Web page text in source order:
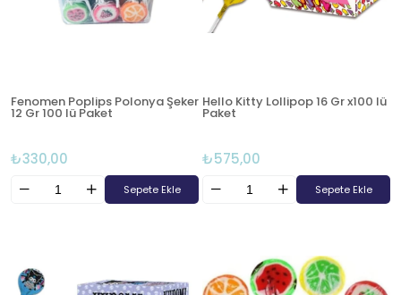
Fenomen Poplips Polonya Şeker
12 Gr 100 lü Paket
₺330,00
Sepete Ekle
Hello Kitty Lollipop 16 Gr x100 lü
Paket
₺575,00
Sepete Ekle